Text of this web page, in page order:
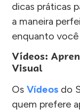
dicas práticas
a maneira
enquanto você
Vídeos:
Visual
Os Vídeos do
quem prefere